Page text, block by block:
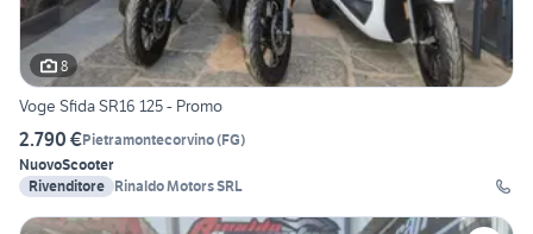
8
Voge Sfida SR16 125 - Promo
2.790 €Pietramontecorvino(FG)
NuovoScooter
Rivenditore Rinaldo Motors SRL